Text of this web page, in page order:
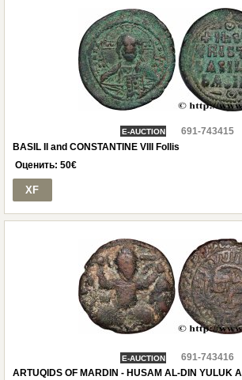
E-AUCTION
691-743415
BASIL II and CONSTANTINE VIII Follis
Оценить: 50€
XF
E-AUCTION
691-743416
ARTUQIDS OF MARDIN - HUSAM AL-DIN YULUK